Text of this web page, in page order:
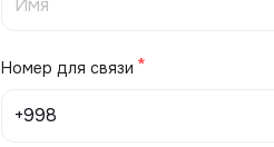
Номер для связи